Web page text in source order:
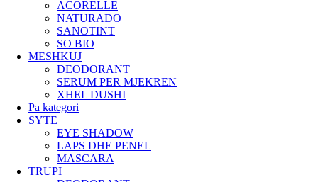
ACORELLE
NATURADO
SANOTINT
SO BIO
MESHKUJ
DEODORANT
SERUM PER MJEKREN
XHEL DUSHI
Pa kategori
SYTE
EYE SHADOW
LAPS DHE PENEL
MASCARA
TRUPI